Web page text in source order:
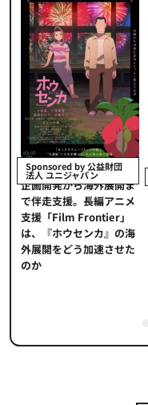
Sponsored by 公益財団
法人 ユニジャパン
企画開発から海外展開ま
で伴走支援。長編アニメ
支援「Film Frontier」
は、『ホウセンカ』の海
外展開をどう加速させた
のか